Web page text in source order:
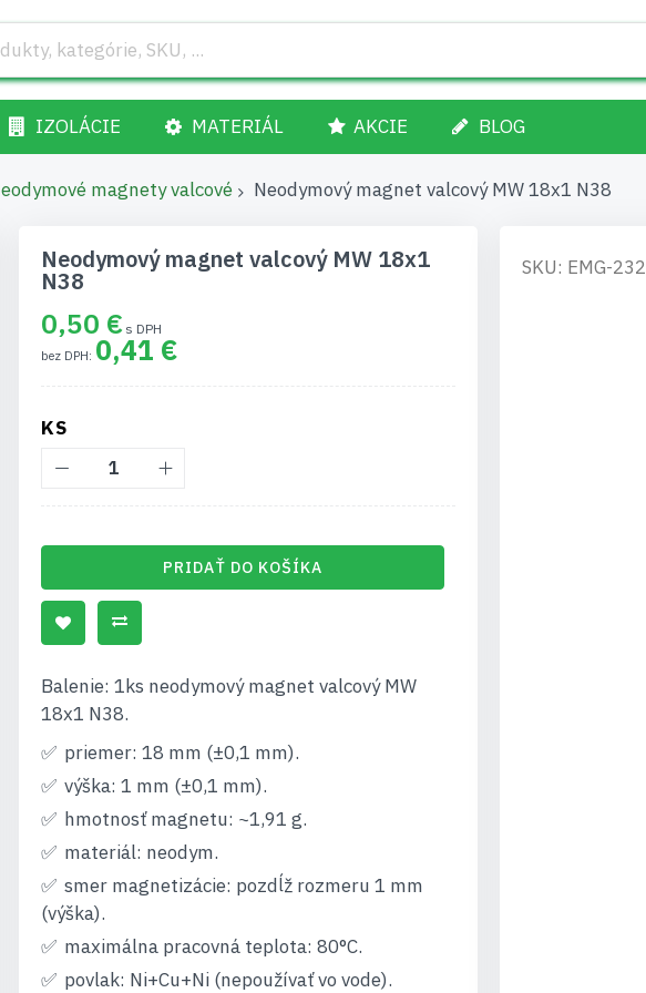
IZOLÁCIE MATERIÁL AKCIE BLOG
magnety valcové Neodymový magnet valcový MW 18x1 N38
Neodymový magnet valcový MW 18x1
N38
0,50 €
0,41 €
KS
PRIDAŤ DO KOŠÍKA
Balenie: 1ks neodymový magnet valcový MW
18x1 N38.
priemer: 18 mm (±0,1 mm).
výška: 1 mm (±0,1 mm).
hmotnosť magnetu: ~1,91 g.
materiál: neodym.
smer magnetizácie: pozdĺž rozmeru 1 mm
(výška).
maximálna pracovná teplota: 80°C.
povlak: Ni+Cu+Ni (nepoužívať vo vode).
SKU: EMG-232